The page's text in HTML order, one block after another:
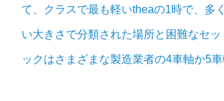
て、 クラスで最も軽いtheaの1時で、多
い大きさで分類された場所と困難なセ
ックはさまざまな製造業者の4車軸か5